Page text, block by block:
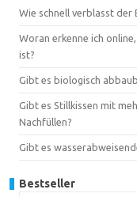
Wie schnell verblasst der
Woran erkenne ich
ist?
Gibt es biologisch
Gibt es Stillkissen mit
Nachfüllen?
Gibt es
Bestseller